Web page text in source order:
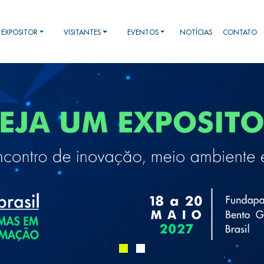
EXPOSITOR VISITANTES EVENTOS NOTÍCIAS CONTATO